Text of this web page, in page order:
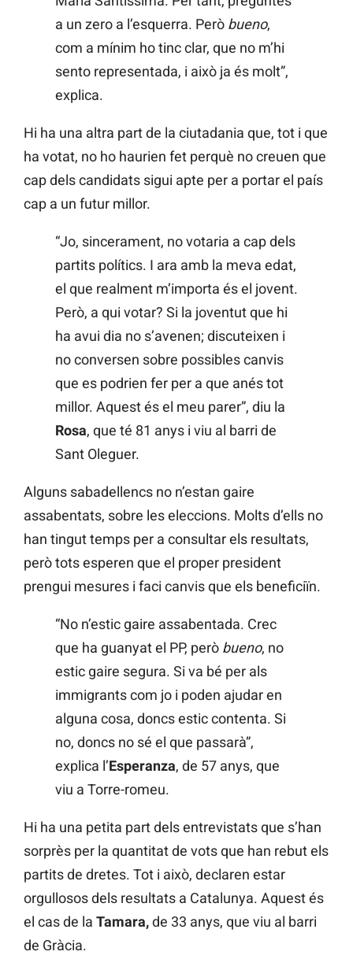
a un zero a l’esquerra. Però bueno,
com a mínim ho tinc clar, que no m’hi
sento representada, i això ja és molt”,
explica.
Hi ha una altra part de la ciutadania que, tot i que
ha votat, no ho haurien fet perquè no creuen que
cap dels candidats sigui apte per a portar el país
cap a un futur millor.
“Jo, sincerament, no votaria a cap dels
partits polítics. I ara amb la meva edat,
el que realment m’importa és el jovent.
Però, a qui votar? Si la joventut que hi
ha avui dia no s’avenen; discuteixen i
no conversen sobre possibles canvis
que es podrien fer per a que anés tot
millor. Aquest és el meu parer”, diu la
Rosa, que té 81 anys i viu al barri de
Sant Oleguer.
Alguns sabadellencs no n’estan gaire
assabentats, sobre les eleccions. Molts d’ells no
han tingut temps per a consultar els resultats,
però tots esperen que el proper president
prengui mesures i faci canvis que els beneficiïn.
“No n’estic gaire assabentada. Crec
que ha guanyat el PP, però bueno, no
estic gaire segura. Si va bé per als
immigrants com jo i poden ajudar en
alguna cosa, doncs estic contenta. Si
no, doncs no sé el que passarà”,
explica l’Esperanza, de 57 anys, que
viu a Torre-romeu.
Hi ha una petita part dels entrevistats que s’han
sorprès per la quantitat de vots que han rebut els
partits de dretes. Tot i això, declaren estar
orgullosos dels resultats a Catalunya. Aquest és
el cas de la Tamara,de 33 anys, que viu al barri
de Gràcia.